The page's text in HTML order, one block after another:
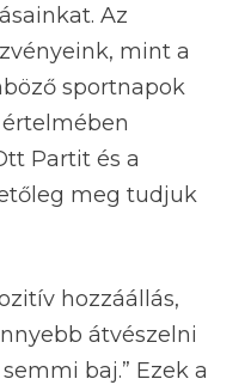
Az
mint a
sportnapok
Partit és a
meg tudjuk
hozzáállás,
átvészelni
baj.” Ezek a